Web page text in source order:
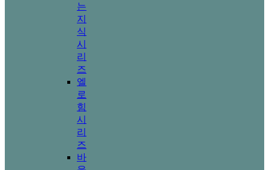
는
지
식
시
리
즈
엘
로
힘
시
리
즈
바